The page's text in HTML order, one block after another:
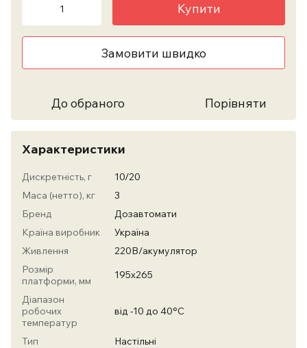
Купити
Замовити швидко
До обраного Порівняти
Характеристики
Дискретність, г
10/20
Маса (нетто), кг
3
Бренд
Дозавтомати
Країна виробник
Україна
Живлення
220В/акумулятор
Розмір
платформи, мм
195х265
Діапазон
робочих
температур
від -10 до 40°С
Тип
Настільні